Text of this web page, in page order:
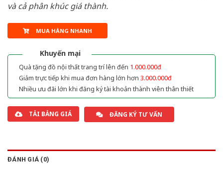
và cả phân khúc giá thành.
MUA HÀNG NHANH
Khuyến mại
Quà tặng đồ nội thất trang trí lên đến 1.000.000đ
Giảm trực tiếp khi mua đơn hàng lớn hơn 3.000.000đ
Nhiều ưu đãi lớn khi đăng ký tài khoản thành viên thân thiết
TẢI BẢNG GIÁ ĐĂNG KÝ TƯ VẤN
ĐÁNH GIÁ (0)